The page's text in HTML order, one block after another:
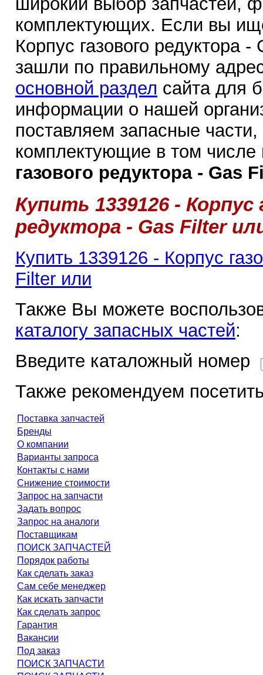
комплектующих. Если вы
Корпус газового редуктора
зашли по правильному
основной раздел сайта для
информации о нашей
поставляем запасные
комплектующие в том
газового редуктора - Gas
Купить 1339126 - Корпус
редуктора - Gas Filter
Купить 1339126 - Корпус
Filter или
Также Вы можете
каталогу запасных частей:
Введите каталожный номер
Также рекомендуем
Поставка запчастей
Бренды
О компании
Варианты запроса
Контакты с нами
Снижение стоимости
Запрос на запчасти
Задать вопрос
Запрос на аналоги
Поставщикам
ПОИСК ЗАПЧАСТЕЙ
Порядок работы
Как сделать заказ
Сам себе менеджер
Как искать запчасти
Как сделать запрос
Гарантия
Вакансии
Под заказ
ПОИСК ЗАПЧАСТИ